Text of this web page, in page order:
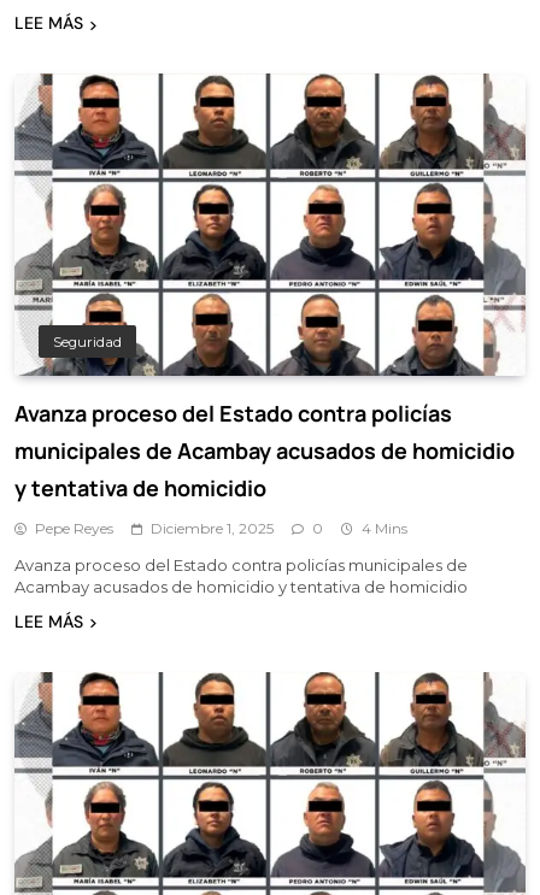
LEE MÁS
Seguridad
Avanza proceso del Estado contra policías
municipales de Acambay acusados de homicidio
y tentativa de homicidio
Pepe Reyes Diciembre 1, 2025 0 4 Mins
Avanza proceso del Estado contra policías municipales de
Acambay acusados de homicidio y tentativa de homicidio
LEE MÁS